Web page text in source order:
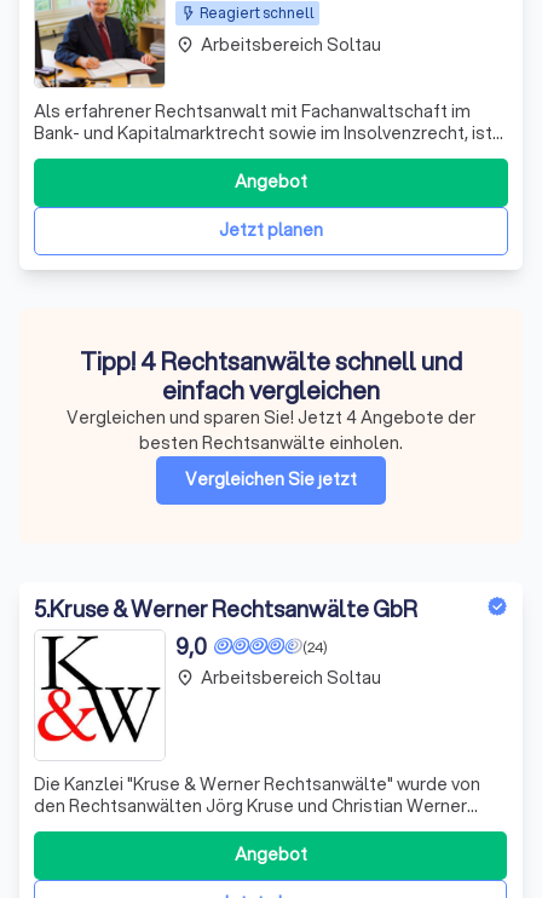
Reagiert schnell
Als erfahrener Rechtsanwalt mit Fachanwaltschaft im
Bank- und Kapitalmarktrecht sowie im Insolvenzrecht, ist
es meine Leidenschaft, Menschen in wirtschaftlich
schwierigen Situationen zu unterstützen. Mit meiner
langjährigen Erfahrung im Umgang mit wirtschaftlichen
Vorgängen, die ich durch meine 12-j
Jetzt planen
Angebot
place Arbeitsbereich Soltau
Tipp! 4 Rechtsanwälte schnell und
einfach vergleichen
Vergleichen und sparen Sie! Jetzt 4 Angebote der
besten Rechtsanwälte einholen.
Vergleichen Sie jetzt
5.Kruse & Werner Rechtsanwälte GbR
(24)
9,0
Die Kanzlei "Kruse & Werner Rechtsanwälte" wurde von
den Rechtsanwälten Jörg Kruse und Christian Werner
gegründet. Wir sind spezialisiert auf verschiedene
Rechtsgebiete, darunter Medizinrecht, Sozialrecht,
Familienrecht und Erbrecht. Unsere Anwälte sind
Fachanwälte in ihren jeweiligen Bereichen und
Angebot
place Arbeitsbereich Soltau